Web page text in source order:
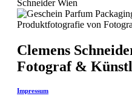
Clemens
Fotograf &
Impressum